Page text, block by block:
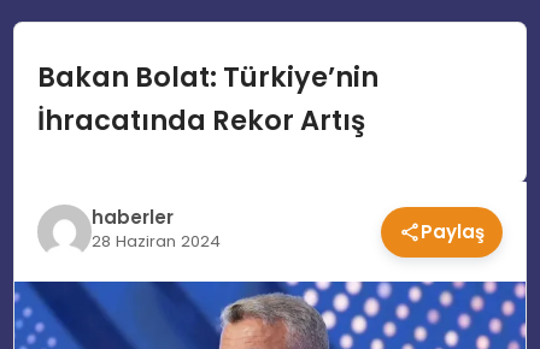
GÜNDEM
EKONOMI
TEKNOLOJI
EĞITIM
Bakan Bolat: Türkiye’nin
İhracatında Rekor Artış
haberler
28 Haziran 2024 Paylaş